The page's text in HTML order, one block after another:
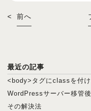
< 前へ
最近の記事
<body>タグにclassを付け
WordPressサーバー移管
その解決法